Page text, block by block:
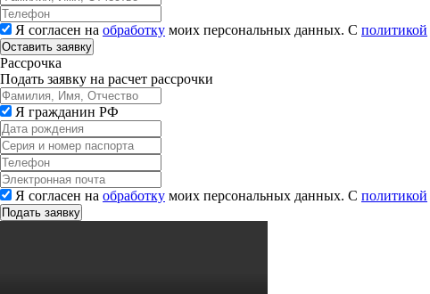
Я согласен на обработку моих персональных данных. С политикой
Рассрочка
Подать заявку на расчет рассрочки
Я гражданин РФ
Я согласен на обработку моих персональных данных. С политикой